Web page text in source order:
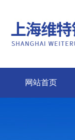
网站首页